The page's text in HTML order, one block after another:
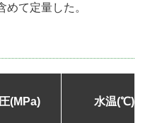
て定量した。
(MPa) 水温(℃)